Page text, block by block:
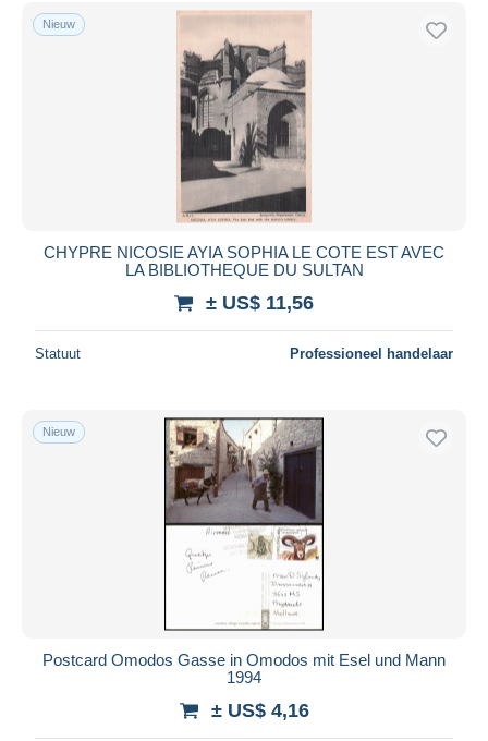
Europa
Veiling met biedingen
Veilingen zonder biedingen
Veilinghuizen
Eindigt binnen
Prijs
Gratis levering
PayPal
Bankoverschrijving
Nieuw
CHYPRE NICOSIE AYIA SOPHIA LE COTE EST AVEC
LA BIBLIOTHEQUE DU SULTAN
± US$ 11,56
Statuut Professioneel handelaar
Nieuw
Postcard Omodos Gasse in Omodos mit Esel und Mann
1994
± US$ 4,16